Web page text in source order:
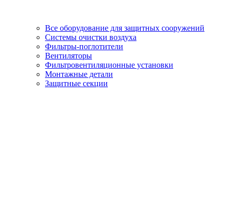
Все оборудование для защитных сооружений
Системы очистки воздуха
Фильтры-поглотители
Вентиляторы
Фильтровентиляционные установки
Монтажные детали
Защитные секции